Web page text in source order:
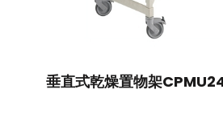
垂直式乾燥置物架